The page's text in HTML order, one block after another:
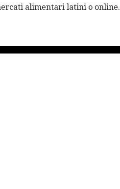
alimentari latini o online.